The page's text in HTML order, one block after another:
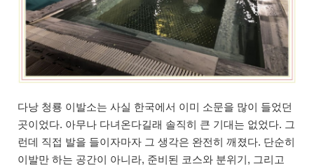
다낭 청룡 이발소는 사실 한국에서 이미 소문을 많이 들었던
곳이었다. 아무나 다녀온다길래 솔직히 큰 기대는 없었다. 그
런데 직접 발을 들이자마자 그 생각은 완전히 깨졌다. 단순히
이발만 하는 공간이 아니라, 준비된 코스와 분위기, 그리고